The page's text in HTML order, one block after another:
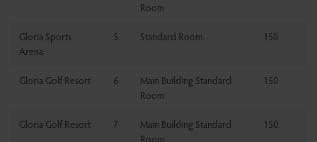
Room
Gloria Sports
Arena
5 Standard Room 150
Gloria Golf Resort 6
Main Building Standard
Room
150
Gloria Golf Resort 7
Main Building Standard
Room
150